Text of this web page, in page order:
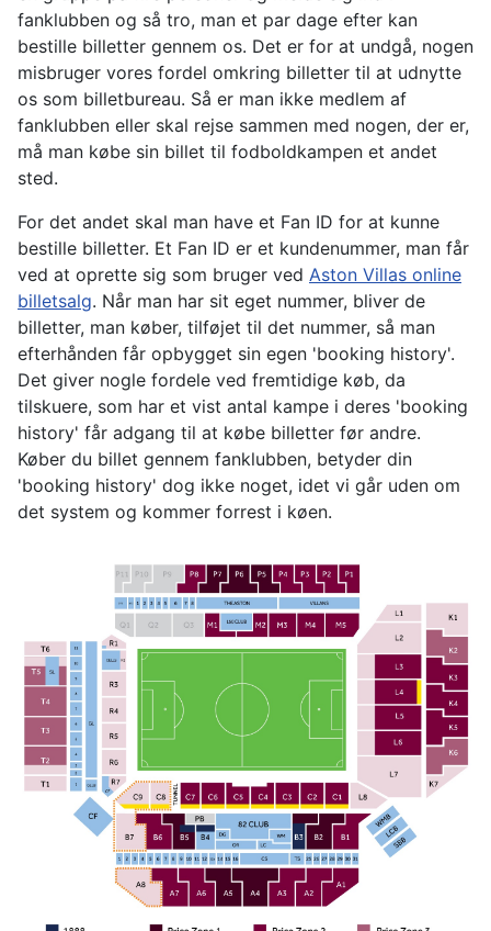
fanklubben og så tro, man et par dage efter kan
bestille billetter gennem os. Det er for at undgå, nogen
misbruger vores fordel omkring billetter til at udnytte
os som billetbureau. Så er man ikke medlem af
fanklubben eller skal rejse sammen med nogen, der er,
må man købe sin billet til fodboldkampen et andet
sted.
For det andet skal man have et Fan ID for at kunne
bestille billetter. Et Fan ID er et kundenummer, man får
ved at oprette sig som bruger ved Aston Villas online
billetsalg. Når man har sit eget nummer, bliver de
billetter, man køber, tilføjet til det nummer, så man
efterhånden får opbygget sin egen 'booking history'.
Det giver nogle fordele ved fremtidige køb, da
tilskuere, som har et vist antal kampe i deres 'booking
history' får adgang til at købe billetter før andre.
Køber du billet gennem fanklubben, betyder din
'booking history' dog ikke noget, idet vi går uden om
det system og kommer forrest i køen.